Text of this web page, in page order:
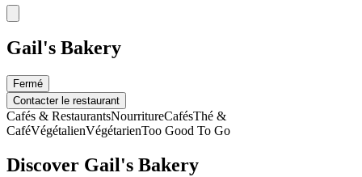
Gail's Bakery
Fermé
Contacter le restaurant
Cafés & RestaurantsNourritureCafésThé &
CaféVégétalienVégétarienToo Good To Go
Discover Gail's Bakery